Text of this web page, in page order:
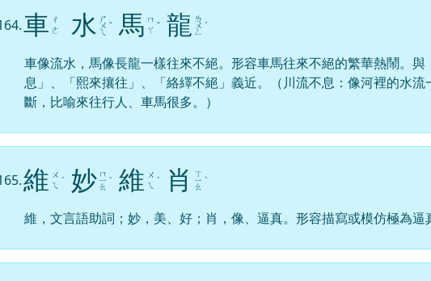
車 ㄔ
ㄜ
水 ㄕ
ㄨ
ㄟ
ˇ 馬 ㄇ
ㄚ ˇ 龍 ㄌ
ㄨ
ㄥ
ˊ
車像流水，馬像長龍一樣往來不絕。形容車馬往來不絕的繁華熱鬧。與
息」、「熙來攘往」、「絡繹不絕」義近。（川流不息：像河裡的水流
斷，比喻來往行人、車馬很多。）
維 ㄨ
ㄟ
ˊ 妙 ㄇ
ㄧ
ㄠ
ˋ 維 ㄨ
ㄟ
ˊ 肖 ㄒ
ㄧ
ㄠ
ˋ
維，文言語助詞；妙，美、好；肖，像、逼真。形容描寫或模仿極為逼